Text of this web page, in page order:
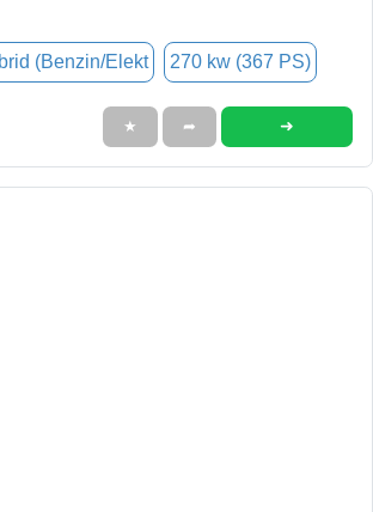
(Benzin/Elekt 270 kw (367 PS)
★ ➦ ➜